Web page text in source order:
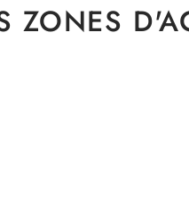
ZONES